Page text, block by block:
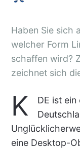
Haben Sie sich
welcher Form
schaffen wird?
zeichnet sich
K
DE ist ein
eine Desktop-